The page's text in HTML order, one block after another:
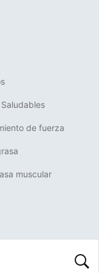
de fuerza
muscular